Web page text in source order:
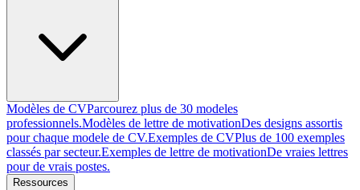
Modèles de CVParcourez plus de 30 modeles
professionnels.Modèles de lettre de motivationDes designs assortis
pour chaque modele de CV.Exemples de CVPlus de 100 exemples
classés par secteur.Exemples de lettre de motivationDe vraies lettres
pour de vrais postes.
Ressources